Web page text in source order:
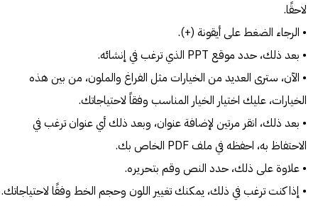
لاحقًا.
• الرجاء الضغط على أيقونة (+).
• بعد ذلك، حدد موقع PPT الذي ترغب في إنشائه.
• الآن، سترى العديد من الخيارات مثل الفراغ والملون، من بين هذه
الخيارات، عليك اختيار الخيار المناسب وفقاً لاحتياجاتك.
• بعد ذلك، انقر مرتين لإضافة عنوان، وبعد ذلك أي عنوان ترغب في
الاحتفاظ به، احفظه في ملف PDF الخاص بك.
• علاوة على ذلك، حدد النص وقم بتحريره.
• إذا كنت ترغب في ذلك، يمكنك تغيير اللون وحجم الخط وفقًا لاحتياجاتك.